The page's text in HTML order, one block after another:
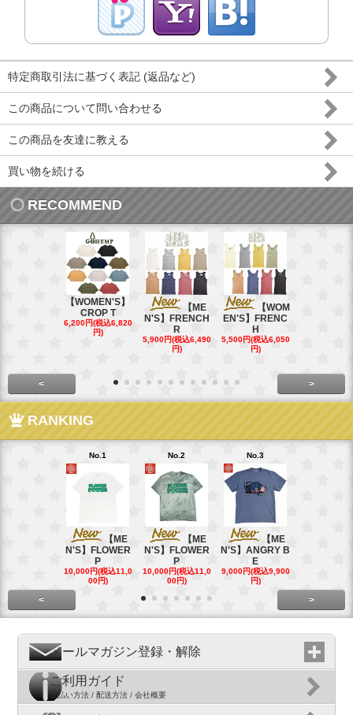
特定商取引法に基づく表記 (返品など)
この商品について問い合わせる
この商品を友達に教える
買い物を続ける
RECOMMEND
【WOMEN'S】
CROP T
6,200円(税込6,820
円)
【ME
N'S】FRENCH
R
5,900円(税込6,490
円)
【WOM
EN'S】FRENC
H
5,500円(税込6,050
円)
< >
RANKING
No.1
【ME
N'S】FLOWER
P
10,000円(税込11,0
00円)
No.2
【ME
N'S】FLOWER
P
10,000円(税込11,0
00円)
No.3
【ME
N'S】ANGRY B
E
9,000円(税込9,900
円)
< >
メールマガジン登録・解除
ご利用ガイド
支払い方法 / 配送方法 / 会社概要